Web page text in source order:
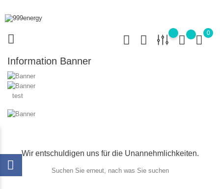
0
Information Banner
test
Wir entschuldigen uns für die Unannehmlichkeiten.
Suchen Sie erneut, nach was Sie suchen